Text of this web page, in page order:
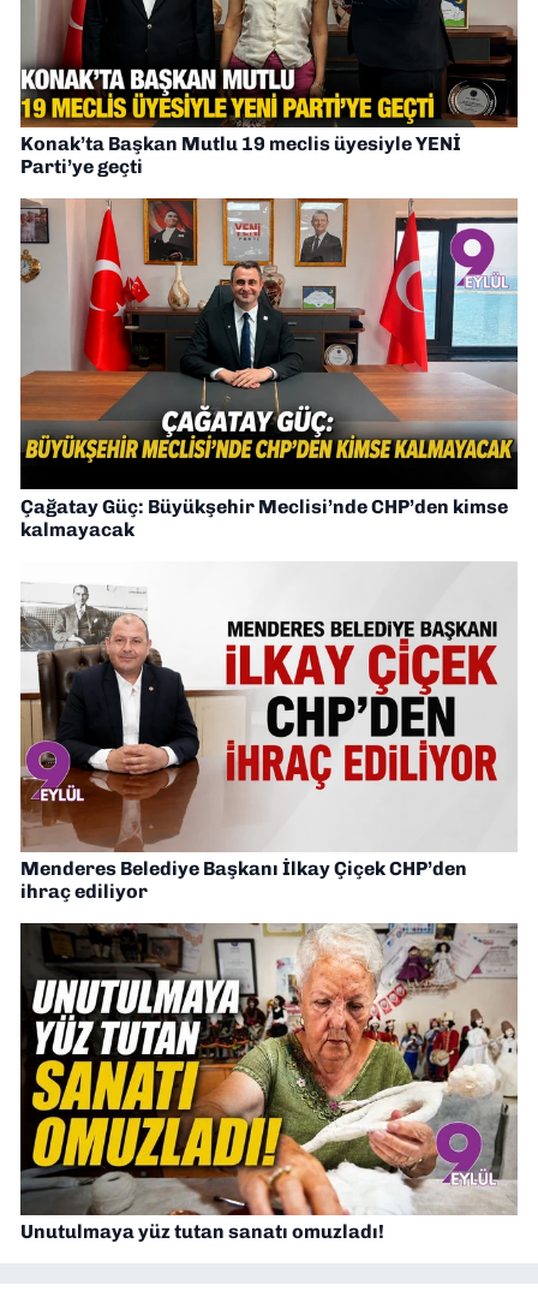
Konak’ta Başkan Mutlu 19 meclis üyesiyle YENİ
Parti’ye geçti
Çağatay Güç: Büyükşehir Meclisi’nde CHP’den kimse
kalmayacak
Menderes Belediye Başkanı İlkay Çiçek CHP’den
ihraç ediliyor
Unutulmaya yüz tutan sanatı omuzladı!